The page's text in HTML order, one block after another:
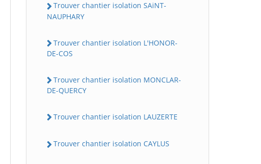
Trouver chantier isolation SAiNT-
NAUPHARY
Trouver chantier isolation L'HONOR-
DE-COS
Trouver chantier isolation MONCLAR-
DE-QUERCY
Trouver chantier isolation LAUZERTE
Trouver chantier isolation CAYLUS